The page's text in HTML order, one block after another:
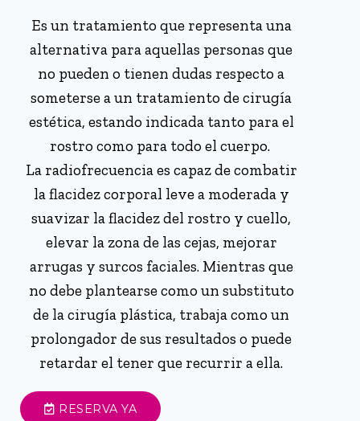
Es un tratamiento que representa una
alternativa para aquellas personas que
no pueden o tienen dudas respecto a
someterse a un tratamiento de cirugía
estética, estando indicada tanto para el
rostro como para todo el cuerpo.
La radiofrecuencia es capaz de combatir
la flacidez corporal leve a moderada y
suavizar la flacidez del rostro y cuello,
elevar la zona de las cejas, mejorar
arrugas y surcos faciales. Mientras que
no debe plantearse como un substituto
de la cirugía plástica, trabaja como un
prolongador de sus resultados o puede
retardar el tener que recurrir a ella.
RESERVA YA